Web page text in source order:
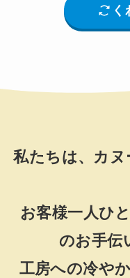
く
私たちは、カヌ
お客様一人ひ
のお手伝
工房への冷や